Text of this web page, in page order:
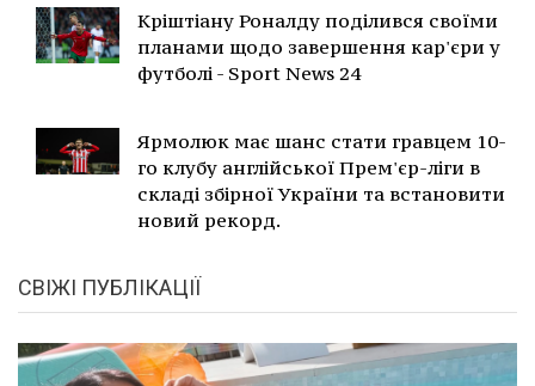
Кріштіану Роналду поділився своїми
планами щодо завершення кар'єри у
футболі - Sport News 24
Ярмолюк має шанс стати гравцем 10-
го клубу англійської Прем'єр-ліги в
складі збірної України та встановити
новий рекорд.
СВІЖІ ПУБЛІКАЦІЇ